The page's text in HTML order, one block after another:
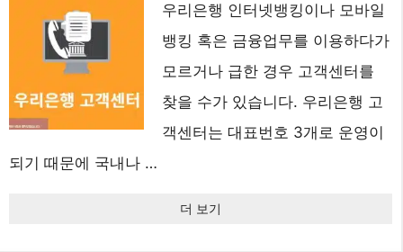
우리은행 인터넷뱅킹이나 모바일
뱅킹 혹은 금융업무를 이용하다가
모르거나 급한 경우 고객센터를
찾을 수가 있습니다. 우리은행 고
객센터는 대표번호 3개로 운영이
되기 때문에 국내나 …
더 보기